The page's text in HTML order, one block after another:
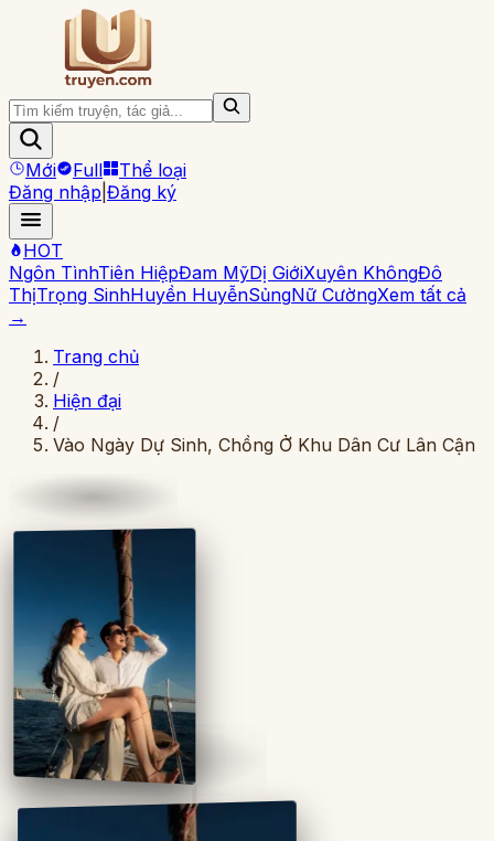
Mới Full
Thể loại
Đăng nhập Đăng ký
HOT
Ngôn TìnhTiên HiệpĐam MỹDị GiớiXuyên KhôngĐô
ThịTrọng SinhHuyền HuyễnSủngNữ CườngXem tất cả
→
Trang chủ
/
Hiện đại
/
Vào Ngày Dự Sinh, Chồng Ở Khu Dân Cư Lân Cận